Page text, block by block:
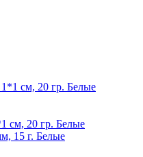
см, 20 гр. Белые